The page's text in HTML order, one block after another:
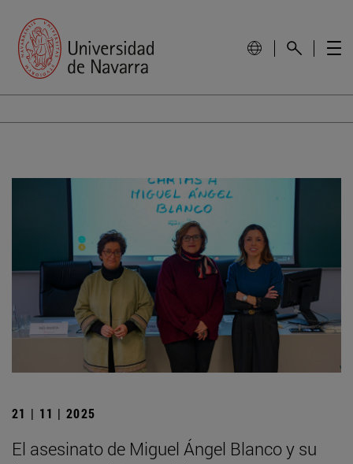
21 | 11 | 2025
El asesinato de Miguel Ángel Blanco y su